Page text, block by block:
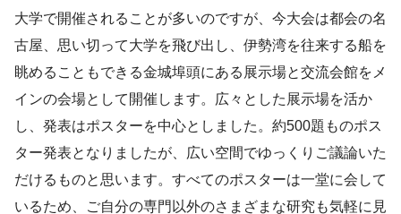
大学で開催されることが多いのですが、今大会は都会の名
古屋、思い切って大学を飛び出し、伊勢湾を往来する船を
眺めることもできる金城埠頭にある展示場と交流会館をメ
インの会場として開催します。広々とした展示場を活か
し、発表はポスターを中心としました。約500題ものポス
ター発表となりましたが、広い空間でゆっくりご議論いた
だけるものと思います。すべてのポスターは一堂に会して
いるため、ご自分の専門以外のさまざまな研究も気軽に見